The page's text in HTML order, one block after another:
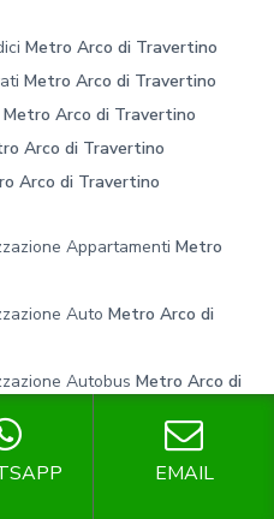
Metro Arco di Travertino
Metro Arco di Travertino
Metro Arco di Travertino
Arco di Travertino
Arco di Travertino
Appartamenti Metro
Auto Metro Arco di
Autobus Metro Arco di
Autofficine
Metro
EMAIL